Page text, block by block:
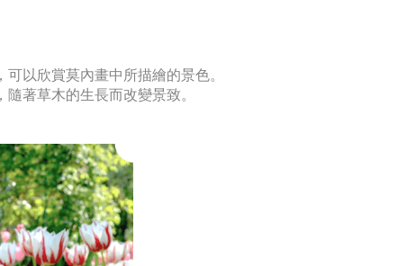
以欣賞莫內畫中所描繪的景色。
著草木的生長而改變景致。